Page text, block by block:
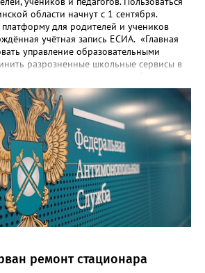
области начнут с 1 сентября.
для родителей и учеников
учётная запись ЕСИА. «Главная
управление образовательными
разрозненные школьные сервисы в
образования. - Платформа ТОР
все школьные сервисы в единую
экосистему. Предполагается, что
комфортно для пользователей».
оценки, расписание, домашние задания,
пользователям экосистемы
не просто сохранятся, они будут
подчеркнули в ведомстве. Причём в
ТОР станет вообще незаметным.
ремонт стационара